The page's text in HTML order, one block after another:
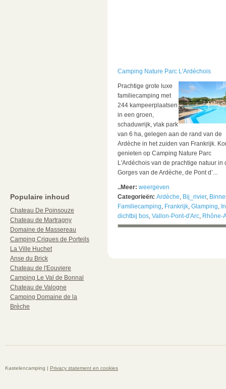
Populaire inhoud
Chateau De Poinsouze
Chateau de Martragny
Domaine de Massereau
Camping Criques de Porteils
La Ville Huchet
Anse du Brick
Chateau de l'Eouviere
Camping Le Val de Bonnal
Chateau de Valogne
Camping Domaine de la
Brèche
Camping Nature Parc L'Ardéchois
Prachtige grote luxe
familiecamping met
244 kampeerplaatsen
in een groen,
schaduwrijk, vlak park
van 6 ha, gelegen aan de rand van de
Ardèche in het zuiden van Frankrijk.
genieten op Camping Nature Parc
L'Ardéchois van de prachtige natuur in
Gorges van de Ardèche, de Pont d’...
..Meer: weergeven
Categorieën: Ardèche, Bij_rivier,
Familiecamping, Frankrijk, Glamping,
dichtbij bos, Vallon-Pont-d'Arc, Rhône-
Kastelencamping | Privacy statement en cookies